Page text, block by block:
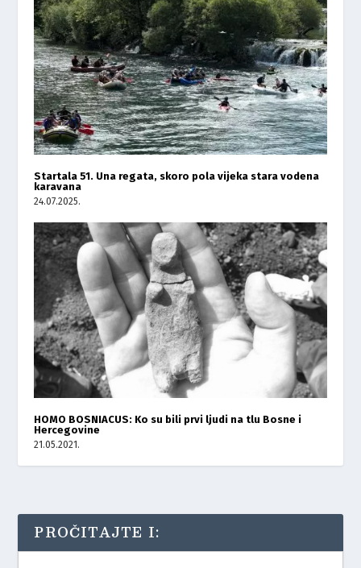
Startala 51. Una regata, skoro pola vijeka stara vodena
karavana
24.07.2025.
HOMO BOSNIACUS: Ko su bili prvi ljudi na tlu Bosne i
Hercegovine
21.05.2021.
PROČITAJTE I: